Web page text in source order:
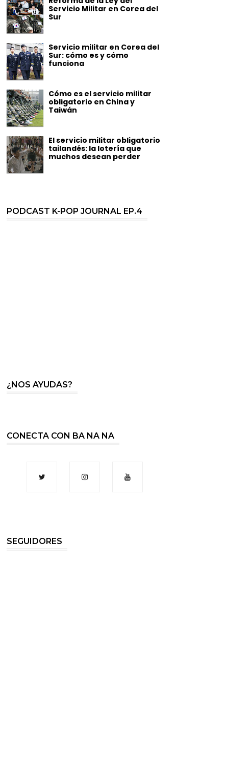
Servicio Militar en Corea del
Sur
Servicio militar en Corea del
Sur: cómo es y cómo
funciona
Cómo es el servicio militar
obligatorio en China y
Taiwán
El servicio militar obligatorio
tailandés: la lotería que
muchos desean perder
PODCAST K-POP JOURNAL EP.4
¿NOS AYUDAS?
CONECTA CON BA NA NA
SEGUIDORES